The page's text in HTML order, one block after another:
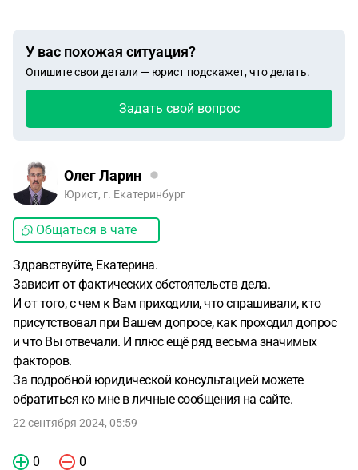
У вас похожая ситуация?
Опишите свои детали — юрист подскажет, что делать.
Задать свой вопрос
Олег Ларин
Юрист, г. Екатеринбург
Общаться в чате
Здравствуйте, Екатерина.
Зависит от фактических обстоятельств дела.
И от того, с чем к Вам приходили, что спрашивали, кто
присутствовал при Вашем допросе, как проходил допрос
и что Вы отвечали. И плюс ещё ряд весьма значимых
факторов.
За подробной юридической консультацией можете
обратиться ко мне в личные сообщения на сайте.
22 сентября 2024, 05:59
0 0